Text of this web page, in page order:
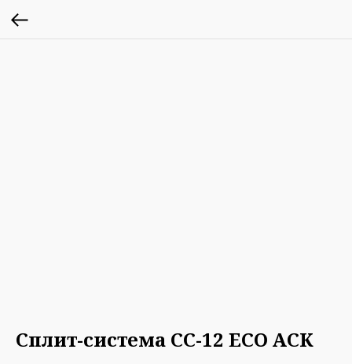
Сплит-система СС-12 ECO АСК